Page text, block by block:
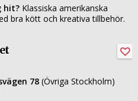
hit? Klassiska amerikanska
bra kött och kreativa tillbehör.
78 (Övriga Stockholm)